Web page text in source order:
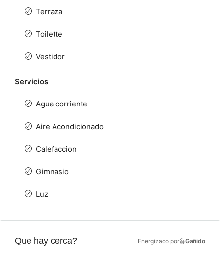
Terraza
Toilette
Vestidor
Servicios
Agua corriente
Aire Acondicionado
Calefaccion
Gimnasio
Luz
Que hay cerca? Energizado por Gañido